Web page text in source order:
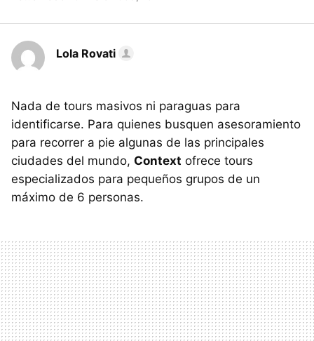
Lola Rovati
Nada de tours masivos ni paraguas para
identificarse. Para quienes busquen asesoramiento
para recorrer a pie algunas de las principales
ciudades del mundo, Context ofrece tours
especializados para pequeños grupos de un
máximo de 6 personas.